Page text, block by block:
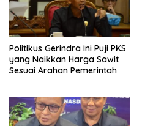
Politikus Gerindra Ini Puji PKS
yang Naikkan Harga Sawit
Sesuai Arahan Pemerintah